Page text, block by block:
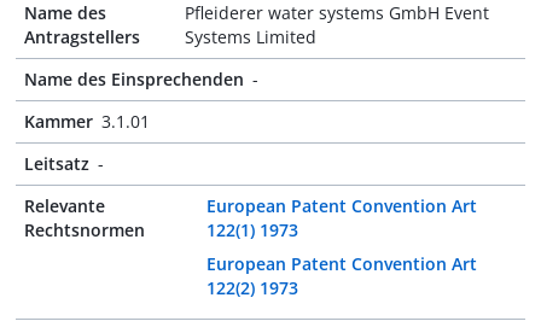
Name des
Antragstellers
Pfleiderer water systems GmbH Event
Systems Limited
Name des Einsprechenden -
Kammer 3.1.01
Leitsatz -
Relevante
Rechtsnormen
European Patent Convention Art
122(1) 1973
European Patent Convention Art
122(2) 1973